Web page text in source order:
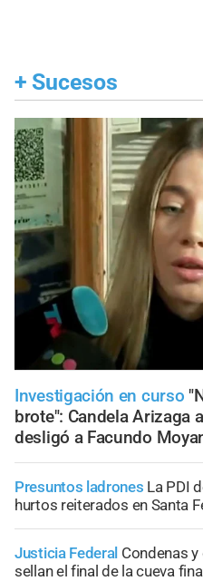
+ Sucesos
Investigación en curso
brote": Candela Arizaga
desligó a Facundo
Presuntos ladrones La PDI
hurtos reiterados en Santa
Justicia Federal Condenas
sellan el final de la cueva